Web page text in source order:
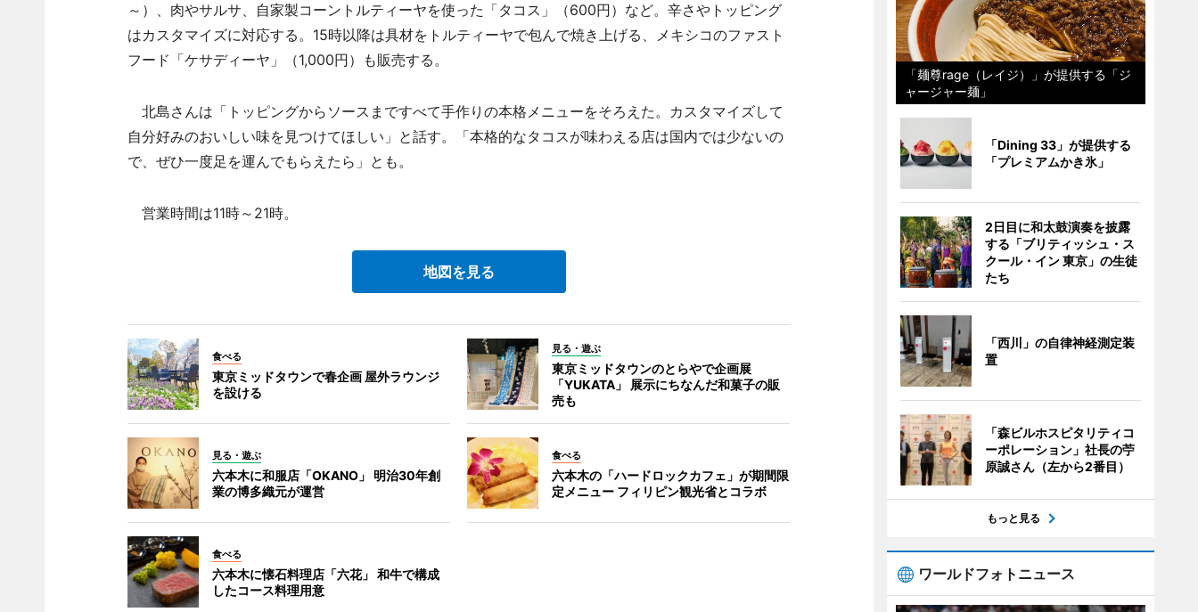
～）、肉やサルサ、自家製コーントルティーヤを使った「タコス」（600円）など。辛さやトッピング
はカスタマイズに対応する。15時以降は具材をトルティーヤで包んで焼き上げる、メキシコのファスト
フード「ケサディーヤ」（1,000円）も販売する。
北島さんは「トッピングからソースまですべて手作りの本格メニューをそろえた。カスタマイズして
自分好みのおいしい味を見つけてほしい」と話す。「本格的なタコスが味わえる店は国内では少ないの
で、ぜひ一度足を運んでもらえたら」とも。
営業時間は11時～21時。
地図を見る
食べる
東京ミッドタウンで春企画 屋外ラウンジ
を設ける
見る・遊ぶ
東京ミッドタウンのとらやで企画展
「YUKATA」 展示にちなんだ和菓子の販
売も
見る・遊ぶ
六本木に和服店「OKANO」 明治30年創
業の博多織元が運営
食べる
六本木の「ハードロックカフェ」が期間限
定メニュー フィリピン観光省とコラボ
食べる
六本木に懐石料理店「六花」 和牛で構成
したコース料理用意
「麺尊rage（レイジ）」が提供する「ジ
ャージャー麺」
「Dining 33」が提供する
「プレミアムかき氷」
2日目に和太鼓演奏を披露
する「ブリティッシュ・ス
クール・イン 東京」の生徒
たち
「西川」の自律神経測定装
置
「森ビルホスピタリティコ
ーポレーション」社長の苧
原誠さん（左から2番目）
もっと見る
ワールドフォトニュース